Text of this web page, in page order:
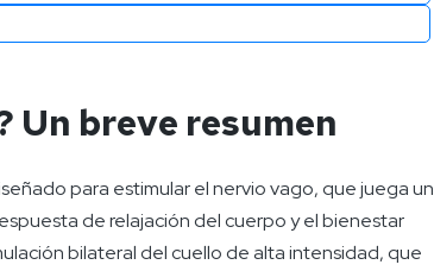
Un breve resumen
para estimular el nervio vago, que juega un
de relajación del cuerpo y el bienestar
bilateral del cuello de alta intensidad, que